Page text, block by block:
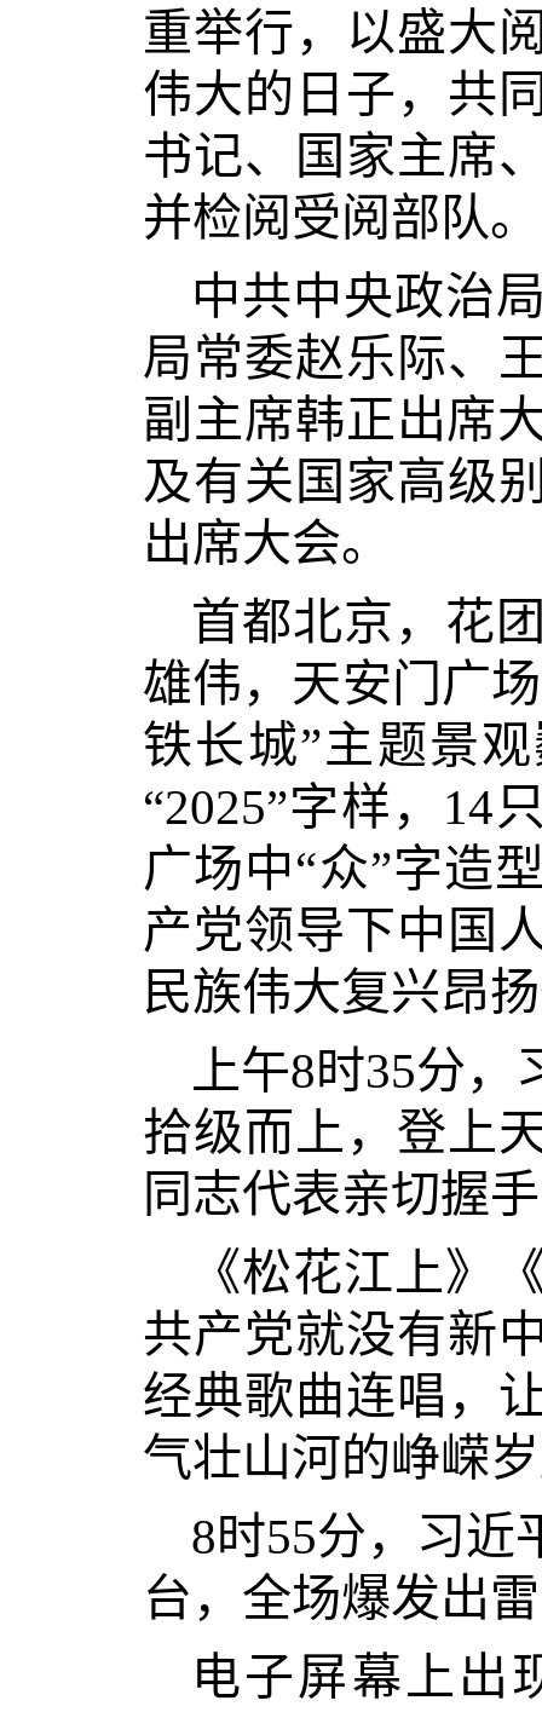
重举行，以盛大
伟大的日子，共
书记、国家主席
并检阅受阅部队。
中共中央政治
局常委赵乐际、
副主席韩正出席
及有关国家高级
出席大会。
首都北京，花
雄伟，天安门广
铁长城”主题景
“2025”字样，14
广场中“众”字造
产党领导下中国
民族伟大复兴昂
上午8时35分
拾级而上，登上
同志代表亲切握
《松花江上》
共产党就没有新
经典歌曲连唱，
气壮山河的峥嵘
8时55分，习近
台，全场爆发出
电子屏幕上出